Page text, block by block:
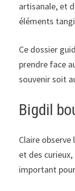
artisanale, et
éléments
Ce dossier
prendre face
souvenir soit
Bigdil
Claire
et des
important